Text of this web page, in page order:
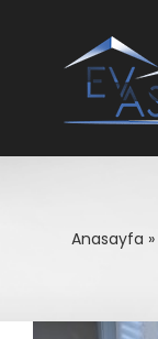
Anasayfa »